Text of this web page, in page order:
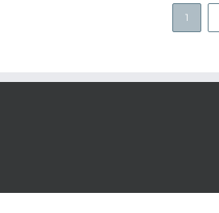
1